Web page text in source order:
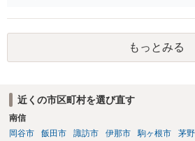
等を行うことは十分考えられます。もっと
なることを裁判所は忌避しますので、具体
必要があります。 不正引き出しと入金の金
いた場合勝訴の確率はどのくらいでしょう
縮ですが、使途不明金訴訟の場合には、よ
です。 なお、仮に裁判で勝ったとしても弟
な回収をすることはできませんので、弟さん
もっとみる
近くの市区町村を選び直す
南信
岡谷市
飯田市 諏訪市 伊那市 駒ヶ根市 茅